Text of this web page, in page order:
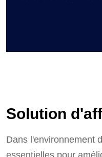
Solution
Dans l'environnement